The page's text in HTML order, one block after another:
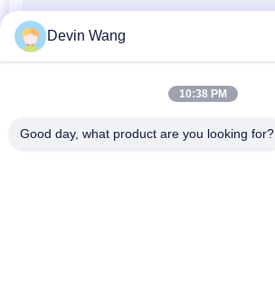
Devin Wang
10:38 PM
Good day, what product are you looking for?